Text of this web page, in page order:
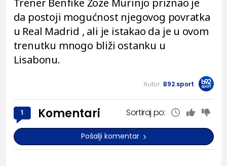
Trener Benfike Žoze Murinjo priznao je
da postoji mogućnost njegovog povratka
u Real Madrid , ali je istakao da je u ovom
trenutku mnogo bliži ostanku u
Lisabonu.
Autor: B92.sport
1 Komentari Sortiraj po:
Pošalji komentar